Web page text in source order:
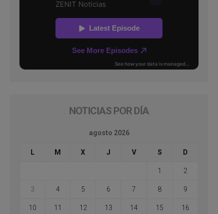
NOTICIAS POR DÍA
agosto 2026
L M X J V S D
1 2
3 4 5 6 7 8 9
10 11 12 13 14 15 16